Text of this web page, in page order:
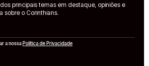
principais temas em destaque, opiniões e
sobre o Corinthians.
a nossaPolítica de Privacidade